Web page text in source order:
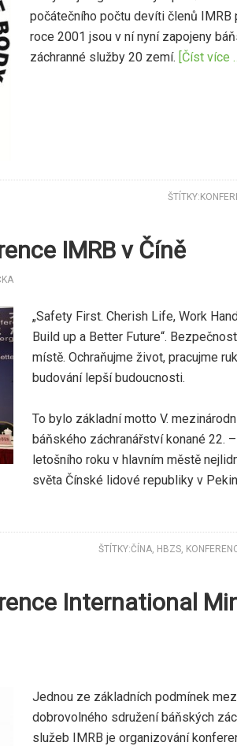
počátečního počtu devíti členů IMRB
roce 2001 jsou v ní nyní zapojeny
záchranné služby 20 zemí. [Číst více
ŠTÍTKY:
IMRB v Číně
„Safety First. Cherish Life, Work
Build up a Better Future“.
místě. Ochraňujme život, pracujme
budování lepší budoucnosti.
To bylo základní motto V.
báňského záchranářství konané 22.
letošního roku v hlavním městě
světa Čínské lidové republiky v
ŠTÍTKY:ČÍNA, HBZS,
International
Jednou ze základních podmínek
dobrovolného sdružení báňských
služeb IMRB je organizování